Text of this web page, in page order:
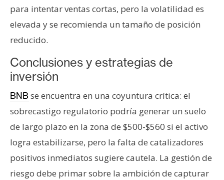
para intentar ventas cortas, pero la volatilidad es
elevada y se recomienda un tamaño de posición
reducido.
Conclusiones y estrategias de
inversión
BNB se encuentra en una coyuntura crítica: el
sobrecastigo regulatorio podría generar un suelo
de largo plazo en la zona de $500-$560 si el activo
logra estabilizarse, pero la falta de catalizadores
positivos inmediatos sugiere cautela. La gestión de
riesgo debe primar sobre la ambición de capturar